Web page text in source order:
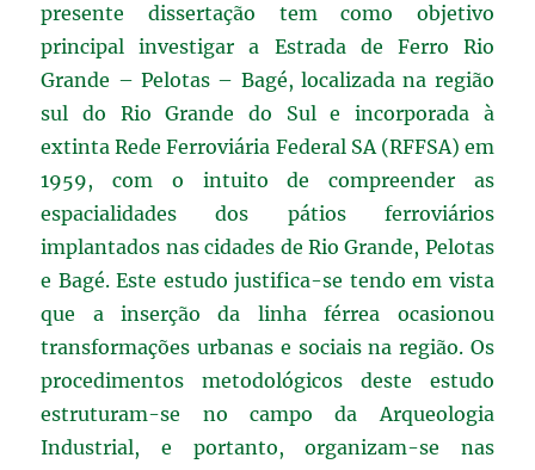
presente dissertação tem como objetivo
principal investigar a Estrada de Ferro Rio
Grande – Pelotas – Bagé, localizada na região
sul do Rio Grande do Sul e incorporada à
extinta Rede Ferroviária Federal SA (RFFSA) em
1959, com o intuito de compreender as
espacialidades dos pátios ferroviários
implantados nas cidades de Rio Grande, Pelotas
e Bagé. Este estudo justifica-se tendo em vista
que a inserção da linha férrea ocasionou
transformações urbanas e sociais na região. Os
procedimentos metodológicos deste estudo
estruturam-se no campo da Arqueologia
Industrial, e portanto, organizam-se nas